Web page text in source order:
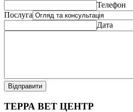
Телефон
Послуга
Дата
Відправити
ТЕРРА ВЕТ ЦЕНТР